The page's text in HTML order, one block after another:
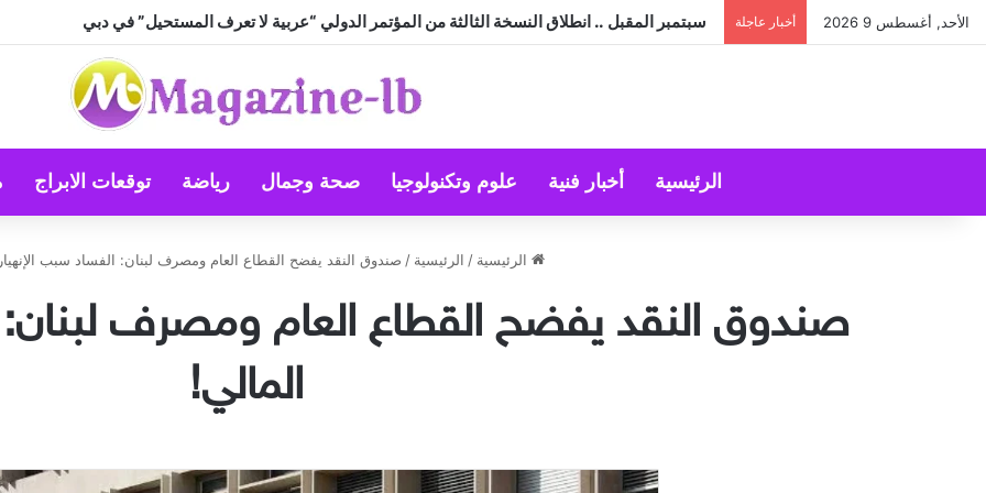
الأحد, أغسطس 9 2026 أخبار عاجلة هل ينجح الزواج باختلاف الجنسيات … أم أن النجاح تصنعه منظومة القيم؟
الرئيسية أخبار فنية علوم وتكنولوجيا صحة وجمال رياضة توقعات الابراج
الرئيسية / الرئيسية / صندوق النقد يفضح القطاع العام ومصرف لبنان: الفساد سبب
صندوق النقد يفضح القطاع العام ومصرف لبنان:
المالي!